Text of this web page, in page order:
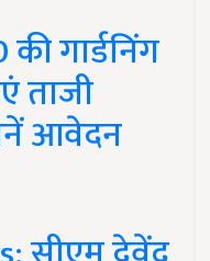
गार्डनिंग
ताजी
आवेदन